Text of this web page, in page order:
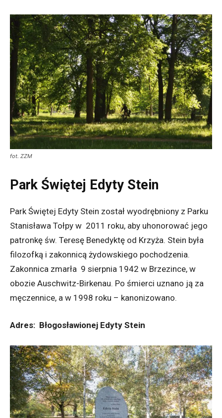
fot. ZZM
Park Świętej Edyty Stein
Park Świętej Edyty Stein został wyodrębniony z Parku
Stanisława Tołpy w 2011 roku, aby uhonorować jego
patronkę św. Teresę Benedyktę od Krzyża. Stein była
filozofką i zakonnicą żydowskiego pochodzenia.
Zakonnica zmarła 9 sierpnia 1942 w Brzezince, w
obozie Auschwitz-Birkenau. Po śmierci uznano ją za
męczennice, a w 1998 roku – kanonizowano.
Adres: Błogosławionej Edyty Stein